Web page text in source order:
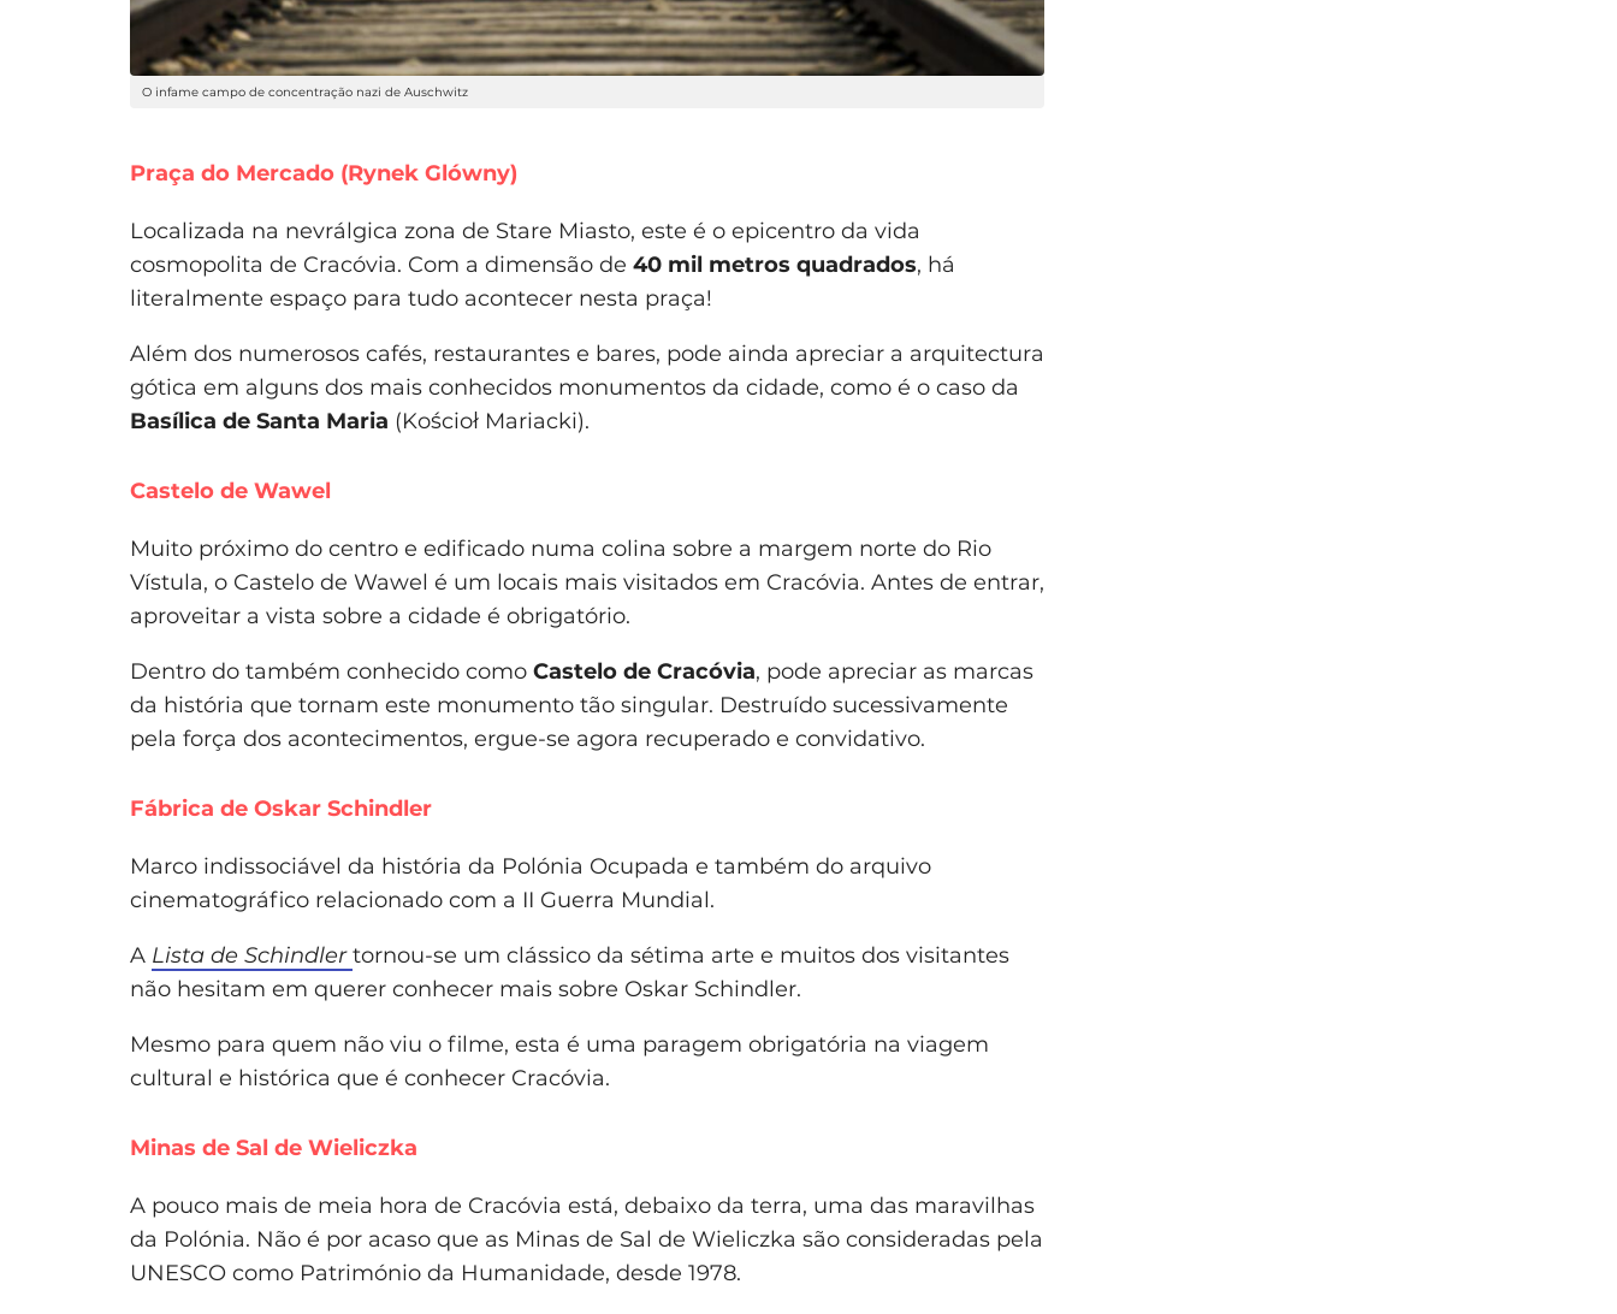
O infame campo de concentração nazi de Auschwitz
Praça do Mercado (Rynek Glówny)
Localizada na nevrálgica zona de Stare Miasto, este é o epicentro da vida
cosmopolita de Cracóvia. Com a dimensão de 40 mil metros quadrados, há
literalmente espaço para tudo acontecer nesta praça!
Além dos numerosos cafés, restaurantes e bares, pode ainda apreciar a arquitectura
gótica em alguns dos mais conhecidos monumentos da cidade, como é o caso da
Basílica de Santa Maria (Kościoł Mariacki).
Castelo de Wawel
Muito próximo do centro e edificado numa colina sobre a margem norte do Rio
Vístula, o Castelo de Wawel é um locais mais visitados em Cracóvia. Antes de entrar,
aproveitar a vista sobre a cidade é obrigatório.
Dentro do também conhecido como Castelo de Cracóvia, pode apreciar as marcas
da história que tornam este monumento tão singular. Destruído sucessivamente
pela força dos acontecimentos, ergue-se agora recuperado e convidativo.
Fábrica de Oskar Schindler
Marco indissociável da história da Polónia Ocupada e também do arquivo
cinematográfico relacionado com a II Guerra Mundial.
A Lista de Schindler tornou-se um clássico da sétima arte e muitos dos visitantes
não hesitam em querer conhecer mais sobre Oskar Schindler.
Mesmo para quem não viu o filme, esta é uma paragem obrigatória na viagem
cultural e histórica que é conhecer Cracóvia.
Minas de Sal de Wieliczka
A pouco mais de meia hora de Cracóvia está, debaixo da terra, uma das maravilhas
da Polónia. Não é por acaso que as Minas de Sal de Wieliczka são consideradas pela
UNESCO como Património da Humanidade, desde 1978.